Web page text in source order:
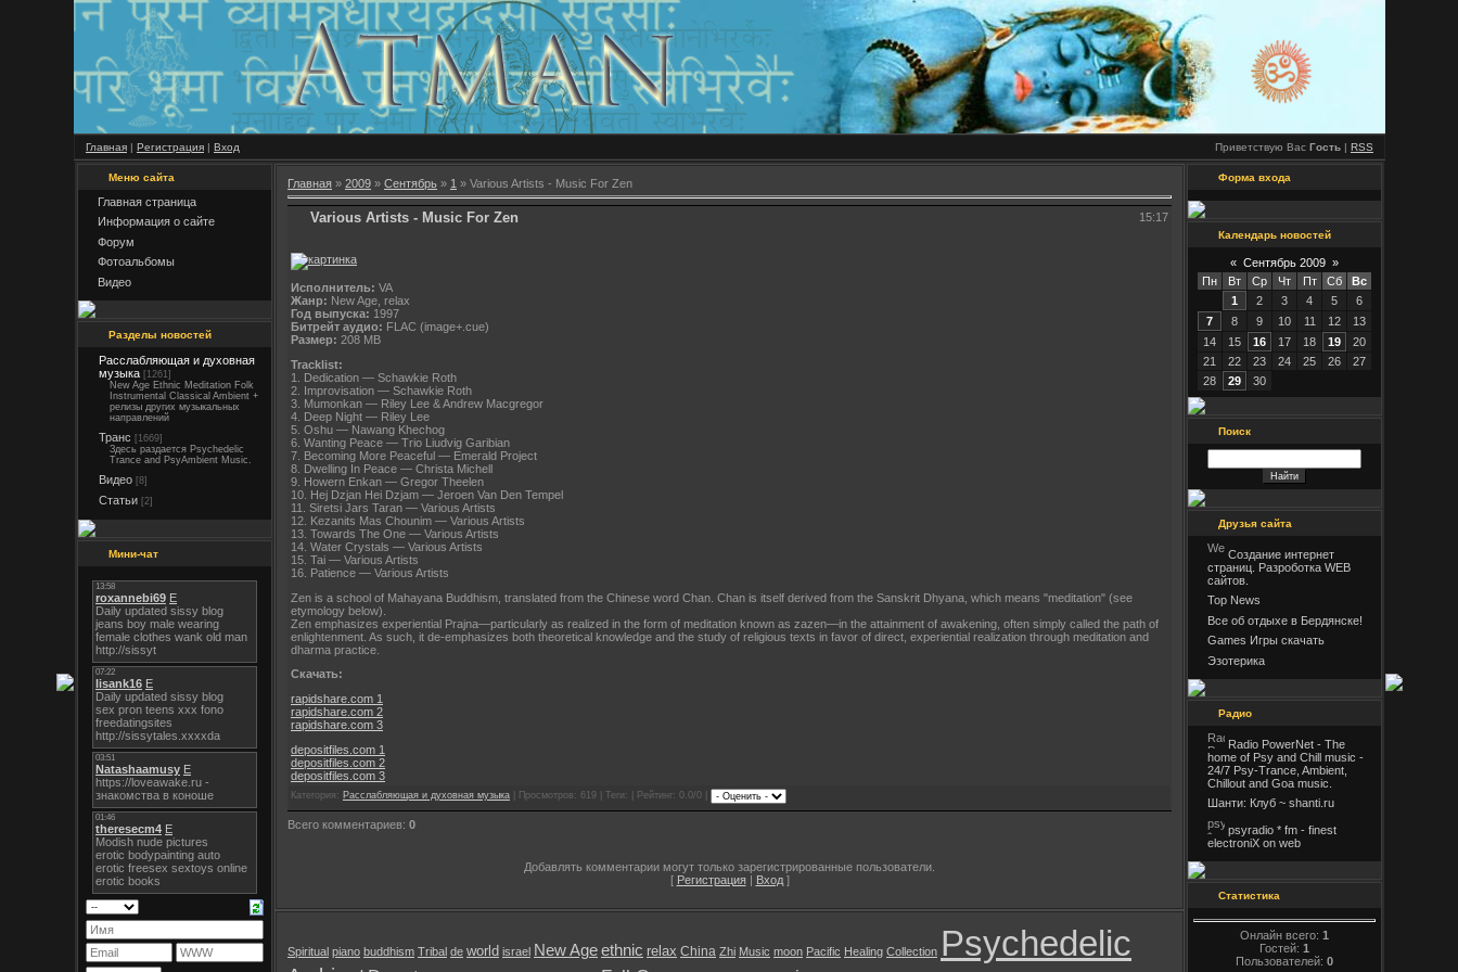
Главная | Регистрация | Вход Приветствую Вас Гость | RSS
Меню сайта
Главная страница
Информация о сайте
Форум
Фотоальбомы
Видео
Разделы новостей
Расслабляющая и духовная
музыка [1261]
New Age Ethnic Meditation Folk
Instrumental Classical Ambient +
релизы других музыкальных
направлений
Транс [1669]
Здесь раздается Psychedelic
Trance and PsyAmbient Music.
Видео [8]
Статьи [2]
Мини-чат
Главная » 2009 » Сентябрь » 1 » Various Artists - Music For Zen
Various Artists - Music For Zen 15:17
Исполнитель: VA
Жанр: New Age, relax
Год выпуска: 1997
Битрейт аудио: FLAC (image+.cue)
Размер: 208 MB
Tracklist:
1. Dedication — Schawkie Roth
2. Improvisation — Schawkie Roth
3. Mumonkan — Riley Lee & Andrew Macgregor
4. Deep Night — Riley Lee
5. Oshu — Nawang Khechog
6. Wanting Peace — Trio Liudvig Garibian
7. Becoming More Peaceful — Emerald Project
8. Dwelling In Peace — Christa Michell
9. Howern Enkan — Gregor Theelen
10. Hej Dzjan Hei Dzjam — Jeroen Van Den Tempel
11. Siretsi Jars Taran — Various Artists
12. Kezanits Mas Chounim — Various Artists
13. Towards The One — Various Artists
14. Water Crystals — Various Artists
15. Tai — Various Artists
16. Patience — Various Artists
Zen is a school of Mahayana Buddhism, translated from the Chinese word Chan. Chan is itself derived from the Sanskrit Dhyana, which means "meditation" (see
etymology below).
Zen emphasizes experiential Prajna—particularly as realized in the form of meditation known as zazen—in the attainment of awakening, often simply called the path of
enlightenment. As such, it de-emphasizes both theoretical knowledge and the study of religious texts in favor of direct, experiential realization through meditation and
dharma practice.
Скачать:
rapidshare.com 1
rapidshare.com 2
rapidshare.com 3
depositfiles.com 1
depositfiles.com 2
depositfiles.com 3
Категория: Расслабляющая и духовная музыка | Просмотров: 619 | Теги: | Рейтинг: 0.0/0 |
Всего комментариев: 0
Добавлять комментарии могут только зарегистрированные пользователи.
[ Регистрация| Вход]
Spiritual piano buddhism Tribal de world israel New Ageethnic relax China Zhi Music moon Pacific Healing Collection Psychedelic
Форма входа
Календарь новостей
« Сентябрь 2009 »
Пн
Вт Ср Чт Пт Сб
Вс
1
2 3 4 5
6
7
8 9 10 11 12
13
14
15 16 17 18 19
20
21
22 23 24 25 26
27
28
29 30
Поиск
Друзья сайта
Создание интернет
страниц. Разроботка WEB
сайтов.
Top News
Все об отдыхе в Бердянске!
Games Игры скачать
Эзотерика
Радио
Radio PowerNet - The
home of Psy and Chill music -
24/7 Psy-Trance, Ambient,
Chillout and Goa music.
Шанти: Клуб ~ shanti.ru
psyradio * fm - finest
electroniX on web
Статистика
Онлайн всего: 1
Гостей: 1
Пользователей: 0